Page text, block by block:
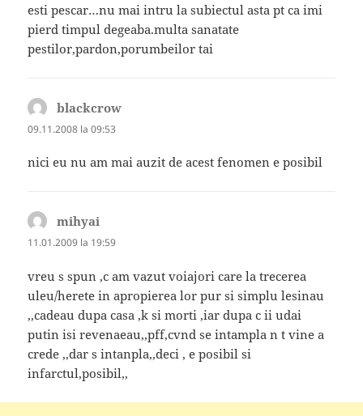
esti pescar…nu mai intru la subiectul asta pt ca imi
pierd timpul degeaba.multa sanatate
pestilor,pardon,porumbeilor tai
blackcrow
09.11.2008 la 09:53
nici eu nu am mai auzit de acest fenomen e posibil
mihyai
11.01.2009 la 19:59
vreu s spun ,c am vazut voiajori care la trecerea
uleu/herete in apropierea lor pur si simplu lesinau
,,cadeau dupa casa ,k si morti ,iar dupa c ii udai
putin isi revenaeau,,pff,cvnd se intampla n t vine a
crede ,,dar s intanpla,,deci , e posibil si
infarctul,posibil,,